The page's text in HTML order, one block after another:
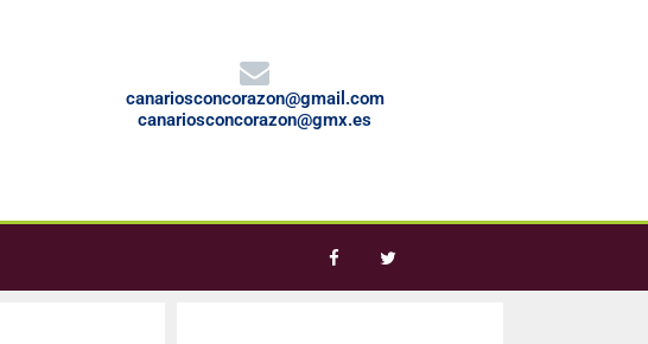
canariosconcorazon@gmail.com
canariosconcorazon@gmx.es